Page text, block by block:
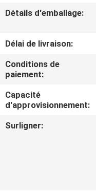
CONTACTEZ-
DEMANDEZ
Détails d'emballage:
Délai de livraison:
Conditions de
paiement:
Capacité
d'approvisionnement:
Surligner: